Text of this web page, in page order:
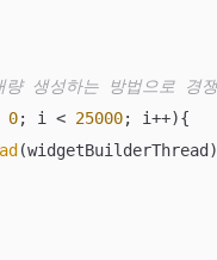
생성하는 방법으로 경
0; i < 25000; i++){